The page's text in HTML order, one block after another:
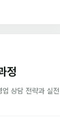
정
상담 전략과 실전